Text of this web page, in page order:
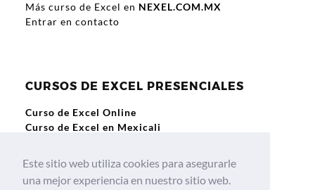
Más curso de Excel en NEXEL.COM.MX
Entrar en contacto
CURSOS DE EXCEL PRESENCIALES
Curso de Excel Online
Curso de Excel en Mexicali
Curso de Excel en Culiacan
Este sitio web utiliza cookies para asegurarle
una mejor experiencia en nuestro sitio web.